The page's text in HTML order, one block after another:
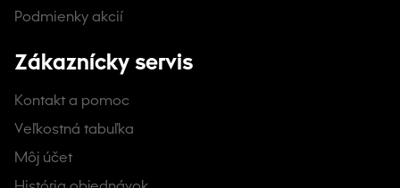
Podmienky akcií
Zákaznícky servis
Kontakt a pomoc
Veľkostná tabuľka
Môj účet